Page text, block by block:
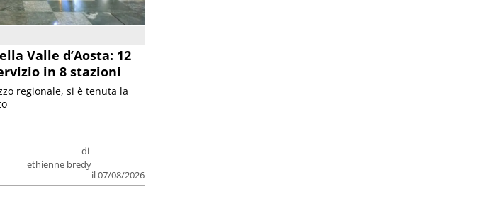
Valle d’Aosta: 12
in 8 stazioni
di
ethienne bredy
il 07/08/2026
regionale, si è tenuta la